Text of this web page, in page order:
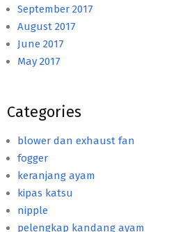
September 2017
August 2017
June 2017
May 2017
Categories
blower dan exhaust fan
fogger
keranjang ayam
kipas katsu
nipple
pelengkap kandang ayam